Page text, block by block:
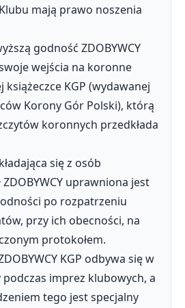
mają prawo noszenia
godność ZDOBYWCY
wejścia na koronne
książeczce KGP (wydawanej
Korony Gór Polski), którą
koronnych przedkłada
się z osób
uprawniona jest
po rozpatrzeniu
przy ich obecności, na
protokołem.
KGP odbywa się w
imprez klubowych, a
tego jest specjalny